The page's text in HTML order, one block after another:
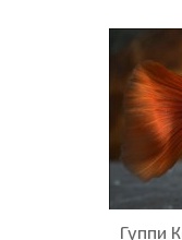
Гуппи